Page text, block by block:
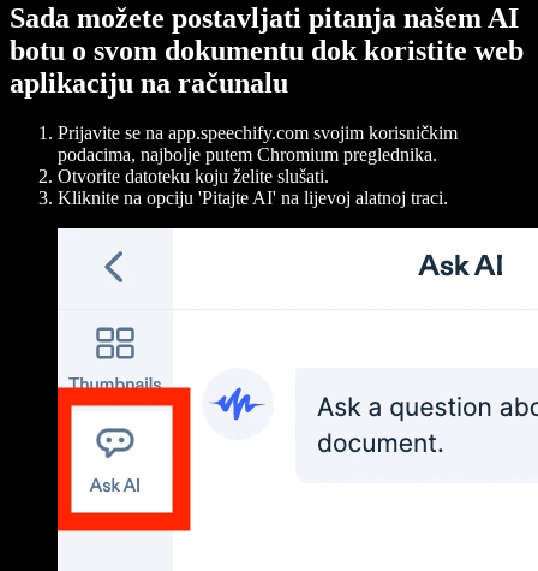
Sada možete postavljati pitanja našem AI
botu o svom dokumentu dok koristite web
aplikaciju na računalu
Prijavite se na app.speechify.com svojim korisničkim
podacima, najbolje putem Chromium preglednika.
Otvorite datoteku koju želite slušati.
Kliknite na opciju 'Pitajte AI' na lijevoj alatnoj traci.